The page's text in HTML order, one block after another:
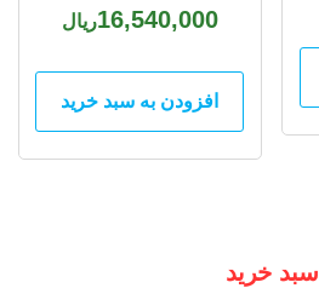
16,540,000ریال
افزودن به سبد خرید
سبد خرید